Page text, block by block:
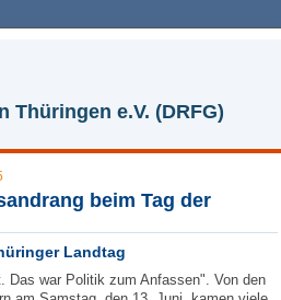
e.V. (DRFG)
beim Tag der
Landtag
Das war Politik zum Anfassen". Von den